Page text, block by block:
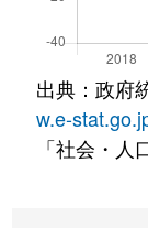
出典：政府
w.e-
「社会・